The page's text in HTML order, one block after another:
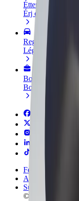
Étterem vagy üzlet
Érj el több
Regisztrálj
Légy Bolt
Bolt for Business
Bolt termékek és
Felhasználási
Adatvédelem
Sütik
© 2026 Bolt